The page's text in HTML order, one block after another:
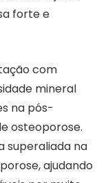
forte e
com
mineral
na pós-
osteoporose.
superaliada na
ajudando